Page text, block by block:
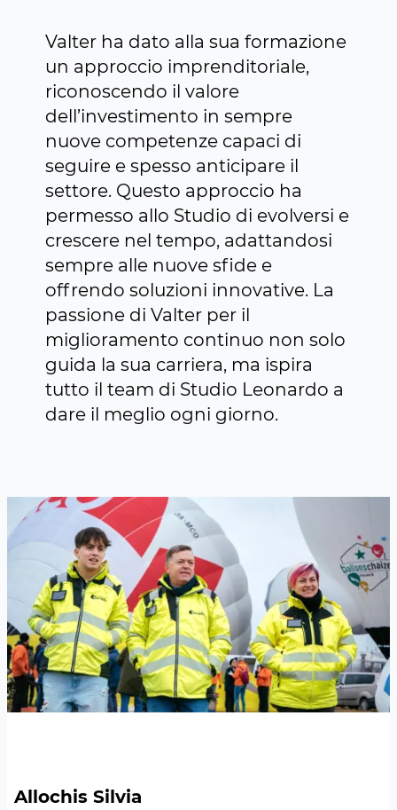
Valter ha dato alla sua formazione
un approccio imprenditoriale,
riconoscendo il valore
dell’investimento in sempre
nuove competenze capaci di
seguire e spesso anticipare il
settore. Questo approccio ha
permesso allo Studio di evolversi e
crescere nel tempo, adattandosi
sempre alle nuove sfide e
offrendo soluzioni innovative. La
passione di Valter per il
miglioramento continuo non solo
guida la sua carriera, ma ispira
tutto il team di Studio Leonardo a
dare il meglio ogni giorno.
Allochis Silvia